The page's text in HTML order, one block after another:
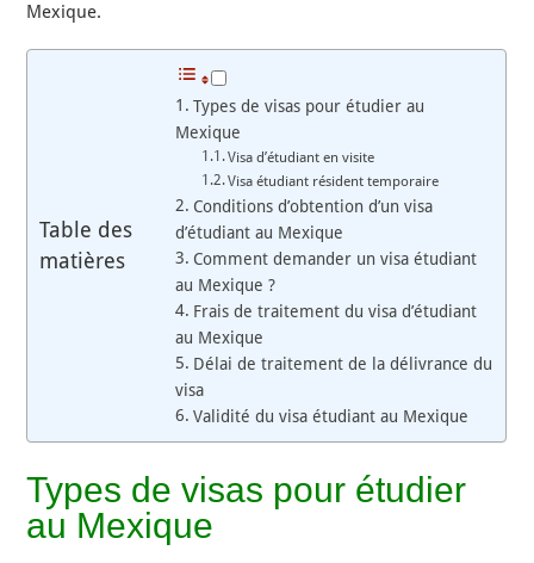
Mexique.
Table des
matières
Types de visas pour étudier au
Mexique
Visa d’étudiant en visite
Visa étudiant résident temporaire
Conditions d’obtention d’un visa
d’étudiant au Mexique
Comment demander un visa étudiant
au Mexique ?
Frais de traitement du visa d’étudiant
au Mexique
Délai de traitement de la délivrance du
visa
Validité du visa étudiant au Mexique
Types de visas pour étudier
au Mexique